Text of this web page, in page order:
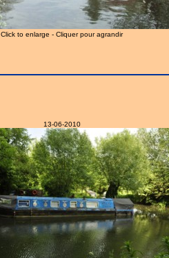
Click to enlarge - Cliquer pour agrandir
13-06-2010